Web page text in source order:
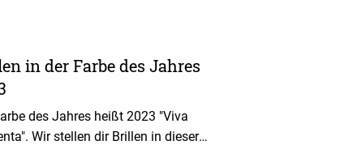
in der Farbe des Jahres
des Jahres heißt 2023 "Viva
Wir stellen dir Brillen in dieser